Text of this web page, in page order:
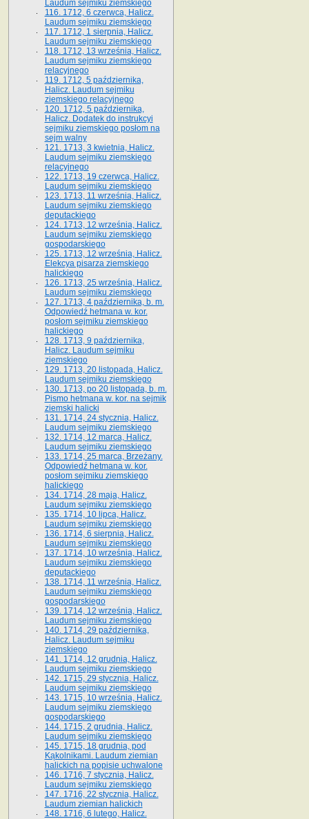
Laudum sejmiku ziemskiego
116. 1712, 6 czerwca, Halicz.
Laudum sejmiku ziemskiego
117. 1712, 1 sierpnia, Halicz.
Laudum sejmiku ziemskiego
118. 1712, 13 września, Halicz.
Laudum sejmiku ziemskiego
relacyjnego
119. 1712, 5 października,
Halicz. Laudum sejmiku
ziemskiego relacyjnego
120. 1712, 5 października,
Halicz. Dodatek do instrukcyi
sejmiku ziemskiego posłom na
sejm walny
121. 1713, 3 kwietnia, Halicz.
Laudum sejmiku ziemskiego
relacyjnego
122. 1713, 19 czerwca, Halicz.
Laudum sejmiku ziemskiego
123. 1713, 11 września, Halicz.
Laudum sejmiku ziemskiego
deputackiego
124. 1713, 12 września, Halicz.
Laudum sejmiku ziemskiego
gospodarskiego
125. 1713, 12 września, Halicz.
Elekcya pisarza ziemskiego
halickiego
126. 1713, 25 września, Halicz.
Laudum sejmiku ziemskiego
127. 1713, 4 października, b. m.
Odpowiedź hetmana w. kor.
posłom sejmiku ziemskiego
halickiego
128. 1713, 9 października,
Halicz. Laudum sejmiku
ziemskiego
129. 1713, 20 listopada, Halicz.
Laudum sejmiku ziemskiego
130. 1713, po 20 listopada, b. m.
Pismo hetmana w. kor. na sejmik
ziemski halicki
131. 1714, 24 stycznia, Halicz.
Laudum sejmiku ziemskiego
132. 1714, 12 marca, Halicz.
Laudum sejmiku ziemskiego
133. 1714, 25 marca, Brzeżany.
Odpowiedź hetmana w. kor.
posłom sejmiku ziemskiego
halickiego
134. 1714, 28 maja, Halicz.
Laudum sejmiku ziemskiego
135. 1714, 10 lipca, Halicz.
Laudum sejmiku ziemskiego
136. 1714, 6 sierpnia, Halicz.
Laudum sejmiku ziemskiego
137. 1714, 10 września, Halicz.
Laudum sejmiku ziemskiego
deputackiego
138. 1714, 11 września, Halicz.
Laudum sejmiku ziemskiego
gospodarskiego
139. 1714, 12 września, Halicz.
Laudum sejmiku ziemskiego
140. 1714, 29 października,
Halicz. Laudum sejmiku
ziemskiego
141. 1714, 12 grudnia, Halicz.
Laudum sejmiku ziemskiego
142. 1715, 29 stycznia, Halicz.
Laudum sejmiku ziemskiego
143. 1715, 10 września, Halicz.
Laudum sejmiku ziemskiego
gospodarskiego
144. 1715, 2 grudnia, Halicz.
Laudum sejmiku ziemskiego
145. 1715, 18 grudnia, pod
Kąkolnikami. Laudum ziemian
halickich na popisie uchwalone
146. 1716, 7 stycznia, Halicz.
Laudum sejmiku ziemskiego
147. 1716, 22 stycznia, Halicz.
Laudum ziemian halickich
148. 1716, 6 lutego, Halicz.